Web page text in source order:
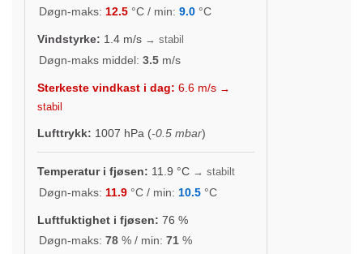
Døgn-maks: 12.5 °C / min: 9.0 °C
Vindstyrke: 1.4 m/s → stabil
Døgn-maks middel: 3.5 m/s
Sterkeste vindkast i dag: 6.6 m/s →
stabil
Lufttrykk: 1007 hPa (-0.5 mbar)
Temperatur i fjøsen: 11.9 °C → stabilt
Døgn-maks: 11.9 °C / min: 10.5 °C
Luftfuktighet i fjøsen: 76 %
Døgn-maks: 78 % / min: 71 %